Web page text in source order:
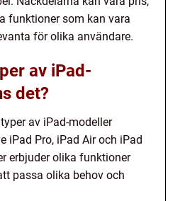
funktioner som kan vara
för olika användare.
av iPad-
det?
av iPad-modeller
iPad Pro, iPad Air och iPad
erbjuder olika funktioner
passa olika behov och